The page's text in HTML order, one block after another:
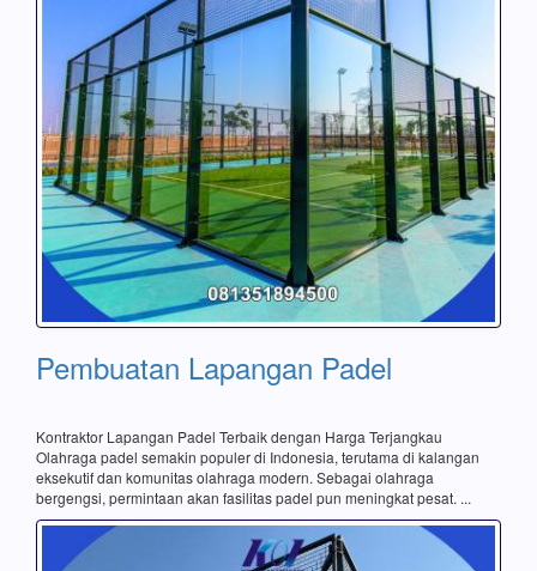
Pembuatan Lapangan Padel
Kontraktor Lapangan Padel Terbaik dengan Harga Terjangkau
Olahraga padel semakin populer di Indonesia, terutama di kalangan
eksekutif dan komunitas olahraga modern. Sebagai olahraga
bergengsi, permintaan akan fasilitas padel pun meningkat pesat. ...